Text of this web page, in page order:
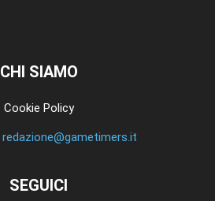
CHI SIAMO
Cookie Policy
redazione@gametimers.it
SEGUICI